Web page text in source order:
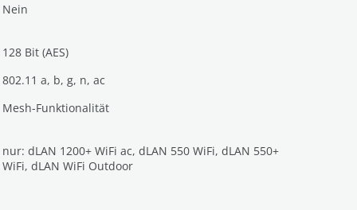
Nein
128 Bit (AES)
802.11 a, b, g, n, ac
Mesh-Funktionalität
nur: dLAN 1200+ WiFi ac, dLAN 550 WiFi, dLAN 550+
WiFi, dLAN WiFi Outdoor